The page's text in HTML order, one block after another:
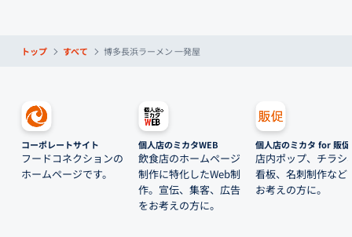
トップ すべて 博多長浜ラーメン 一発屋
コーポレートサイト
フードコネクションの
ホームページです。
個人店のミカタWEB
飲食店のホームページ
制作に特化したWeb制
作。宣伝、集客、広告
をお考えの方に。
個人店のミカタ for 販促
店内ポップ、チラシ
看板、名刺制作など
お考えの方に。